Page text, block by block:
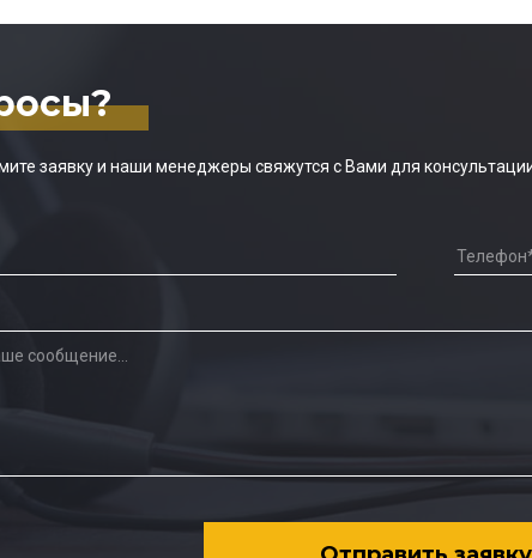
заявку и наши менеджеры свяжутся с Вами для